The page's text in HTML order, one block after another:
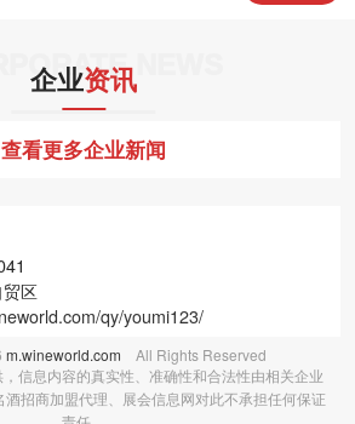
NEWS
企业资讯
查看更多企业新闻
区
qy/youmi123/
m.wineworld.com All Rights Reserved
信息内容的真实性、准确性和合法性由相关企业
招商加盟代理、展会信息网对此不承担任何保证